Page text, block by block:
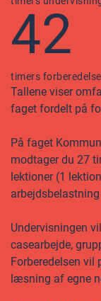
42
timers forberedelse
Tallene viser
faget fordelt på
På faget
modtager du 27
lektioner (1
Undervisningen
casearbejde,
Forberedelsen
læsning af egne